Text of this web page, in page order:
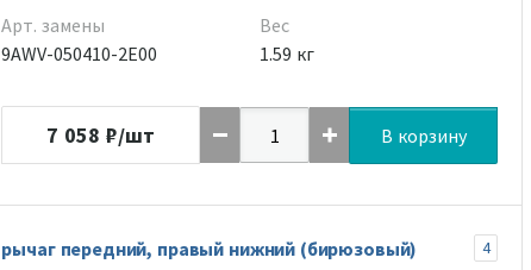
Арт. замены
9AWV-050410-2E00
Вес
1.59 кг
7 058 ₽/шт В корзину
рычаг передний, правый нижний (бирюзовый) 4